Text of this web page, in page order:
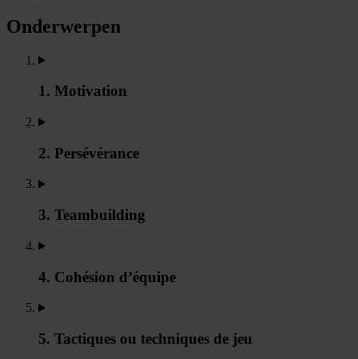
Onderwerpen
1. Motivation
2. Persévérance
3. Teambuilding
4. Cohésion d’équipe
5. Tactiques ou techniques de jeu